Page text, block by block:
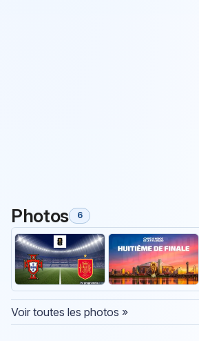
Photos 6
Voir toutes les photos »